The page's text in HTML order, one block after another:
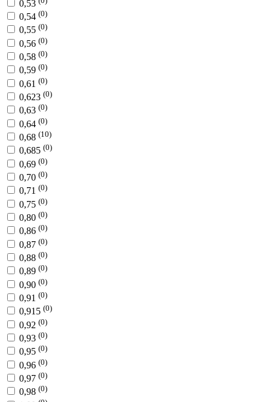
0,53
0,54 (0)
0,55 (0)
0,56 (0)
0,58 (0)
0,59 (0)
0,61 (0)
0,623 (0)
0,63 (0)
0,64 (0)
0,68 (10)
0,685 (0)
0,69 (0)
0,70 (0)
0,71 (0)
0,75 (0)
0,80 (0)
0,86 (0)
0,87 (0)
0,88 (0)
0,89 (0)
0,90 (0)
0,91 (0)
0,915 (0)
0,92 (0)
0,93 (0)
0,95 (0)
0,96 (0)
0,97 (0)
0,98 (0)